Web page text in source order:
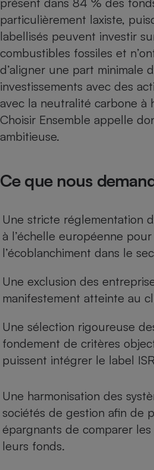
particulièrement laxiste,
labellisés peuvent investir
combustibles fossiles et
d’aligner une part minimale
investissements avec des
avec la neutralité carbone à
Choisir Ensemble appelle
ambitieuse.
Ce que nous
Une stricte réglementation
à l’échelle européenne
l’écoblanchiment dans le
Une exclusion des
manifestement atteinte au
Une sélection rigoureuse
fondement de critères
puissent intégrer le label
Une harmonisation des
sociétés de gestion afin de
épargnants de comparer
leurs fonds.